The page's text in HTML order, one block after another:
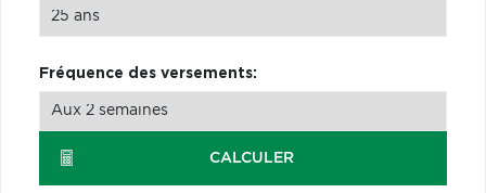
Fréquence des versements:
CALCULER